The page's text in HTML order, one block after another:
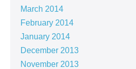
March 2014
February 2014
January 2014
December 2013
November 2013